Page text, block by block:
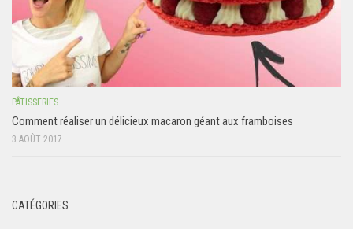
PÂTISSERIES
Comment réaliser un délicieux macaron géant aux framboises
3 AOÛT 2017
CATÉGORIES